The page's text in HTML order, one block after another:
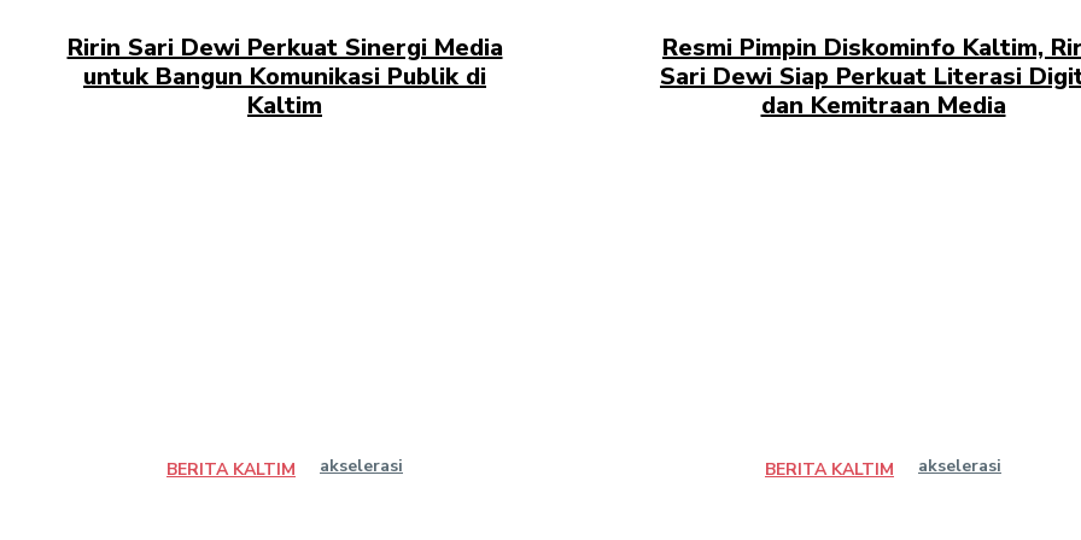
Ririn Sari Dewi Perkuat Sinergi Media
untuk Bangun Komunikasi Publik di
Kaltim
BERITA KALTIM akselerasi
Resmi Pimpin Diskominfo Kaltim,
Sari Dewi Siap Perkuat Literasi
dan Kemitraan Media
BERITA KALTIM akselerasi